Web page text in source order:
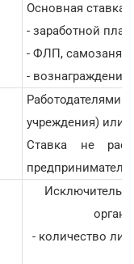
Основная ставка,
- заработной
- ФЛП,
- вознаграждений
Работодателями
учреждения) или
Ставка не
- количество